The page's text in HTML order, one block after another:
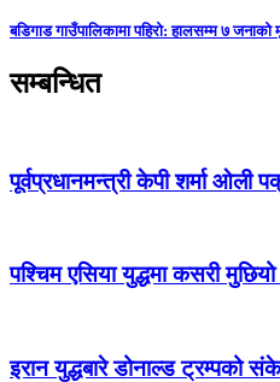
बडिगाड गाउँपालिकामा पहिरो: हालसम्म ७ जनाको
सम्बन्धित
पूर्वप्रधानमन्त्री केपी शर्मा ओली
पश्‍चिम एसिया युद्धमा कसरी मुछियो
इरान युद्धबारे डोनाल्ड ट्रम्पको